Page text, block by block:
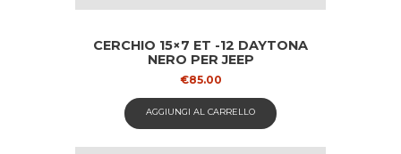
CERCHIO 15×7 ET -12 DAYTONA
NERO PER JEEP
€85.00
AGGIUNGI AL CARRELLO